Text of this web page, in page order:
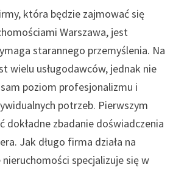
która będzie zajmować się
Warszawa, jest
starannego przemyślenia. Na
wielu usługodawców, jednak nie
poziom profesjonalizmu i
potrzeb. Pierwszym
dokładne zbadanie doświadczenia
Jak długo firma działa na
specjalizuje się w